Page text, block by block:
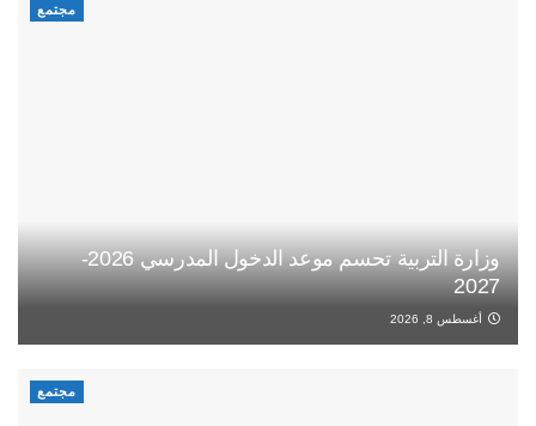
مجتمع
وزارة التربية تحسم موعد الدخول المدرسي 2026-
2027
أغسطس 8, 2026
مجتمع